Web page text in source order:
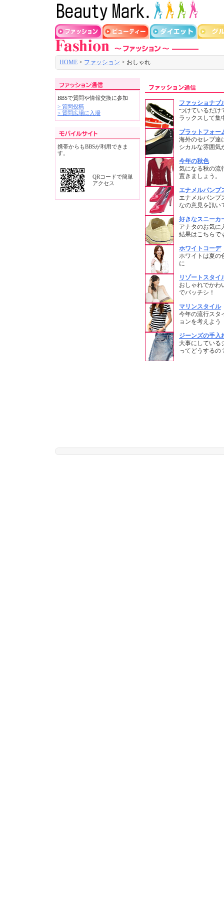
HOME > ファッション > おしゃれ
BBSで質問や情報交換に参加
> 質問投稿
> 質問広場に入場
携帯からもBBSが利用できま
す。
QRコードで簡単
アクセス
ファッショナブ
つけているだけ
ラックスして集
プラットフォー
海外のセレブ達
シカルな雰囲気
今年の秋色
気になる秋の流
置きましょう。
エナメルパンプ
エナメルパンプ
なの意見を訊い
好きなスニーカ
アナタのお気
結果はこちらで
ホワイトコーデ
ホワイトは夏の
に
リゾートスタイ
おしゃれでか
でバッチシ！
マリンスタイル
今年の流行スタ
ョンを考えよう
ジーンズの手入
大事にしている
ってどうするの